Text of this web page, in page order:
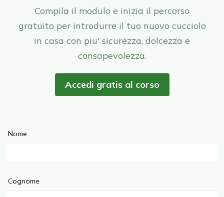
Compila il modulo e inizia il percorso
gratuito per introdurre il tuo nuovo cucciolo
in casa con piu' sicurezza, dolcezza e
consapevolezza.
Accedi gratis al corso
Nome
Cognome